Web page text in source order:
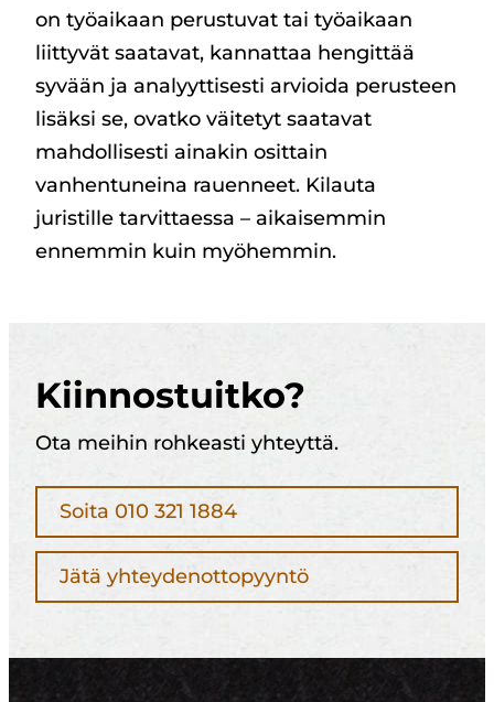
on työaikaan perustuvat tai työaikaan
liittyvät saatavat, kannattaa hengittää
syvään ja analyyttisesti arvioida perusteen
lisäksi se, ovatko väitetyt saatavat
mahdollisesti ainakin osittain
vanhentuneina rauenneet. Kilauta
juristille tarvittaessa – aikaisemmin
ennemmin kuin myöhemmin.
Kiinnostuitko?
Ota meihin rohkeasti yhteyttä.
Soita 010 321 1884
Jätä yhteydenottopyyntö